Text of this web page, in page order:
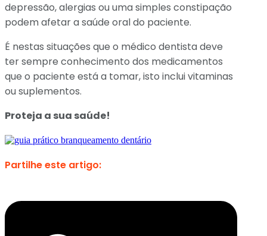
depressão, alergias ou uma simples constipação
podem afetar a saúde oral do paciente.
É nestas situações que o médico dentista deve
ter sempre conhecimento dos medicamentos
que o paciente está a tomar, isto inclui vitaminas
ou suplementos.
Proteja a sua saúde!
Partilhe este artigo: